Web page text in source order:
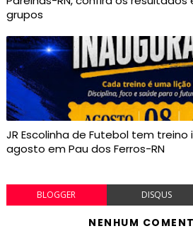
grupos
JR Escolinha de Futebol tem treino
agosto em Pau dos Ferros-RN
BLOGGER DISQUS
NENHUM